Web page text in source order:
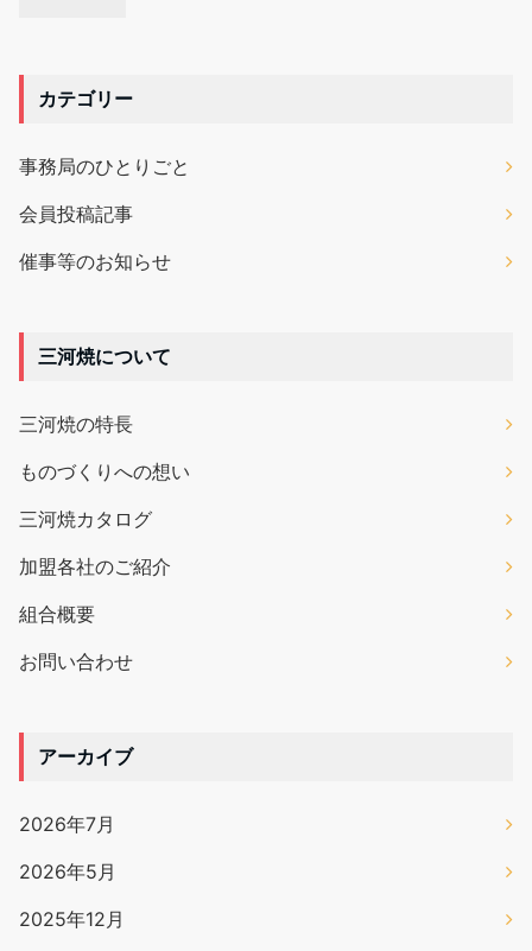
カテゴリー
事務局のひとりごと
会員投稿記事
催事等のお知らせ
三河焼について
三河焼の特長
ものづくりへの想い
三河焼カタログ
加盟各社のご紹介
組合概要
お問い合わせ
アーカイブ
2026年7月
2026年5月
2025年12月